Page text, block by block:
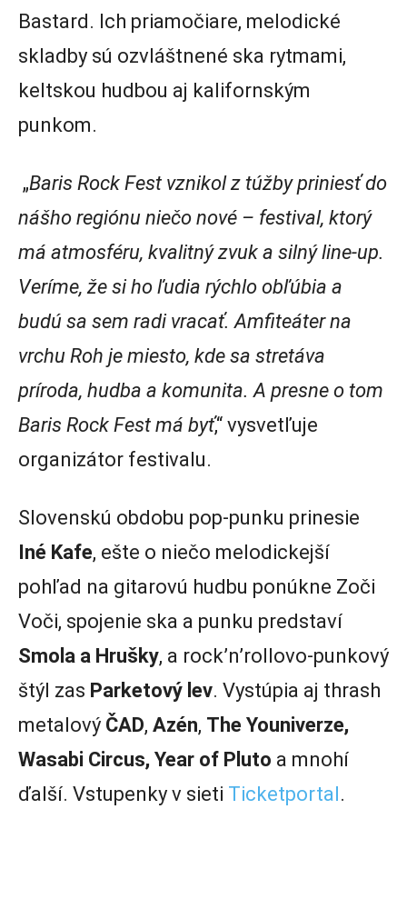
Bastard. Ich priamočiare, melodické
skladby sú ozvláštnené ska rytmami,
keltskou hudbou aj kalifornským
punkom.
„Baris Rock Fest vznikol z túžby priniesť do
nášho regiónu niečo nové – festival, ktorý
má atmosféru, kvalitný zvuk a silný line-up.
Veríme, že si ho ľudia rýchlo obľúbia a
budú sa sem radi vracať. Amfiteáter na
vrchu Roh je miesto, kde sa stretáva
príroda, hudba a komunita. A presne o tom
Baris Rock Fest má byť,“ vysvetľuje
organizátor festivalu.
Slovenskú obdobu pop-punku prinesie
Iné Kafe, ešte o niečo melodickejší
pohľad na gitarovú hudbu ponúkne Zoči
Voči, spojenie ska a punku predstaví
Smola a Hrušky, a rock’n’rollovo-punkový
štýl zas Parketový lev. Vystúpia aj thrash
metalový ČAD, Azén, The Youniverze,
Wasabi Circus, Year of Pluto a mnohí
ďalší. Vstupenky v sieti Ticketportal .